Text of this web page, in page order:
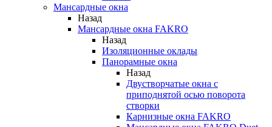
Мансардные окна
Назад
Мансардные окна FAKRO
Назад
Изоляционные оклады
Панорамные окна
Назад
Двустворчатые окна с
приподнятой осью поворота
створки
Карнизные окна FAKRO